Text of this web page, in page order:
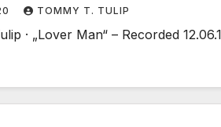
TOMMY T. TULIP
· „Lover Man“ – Recorded